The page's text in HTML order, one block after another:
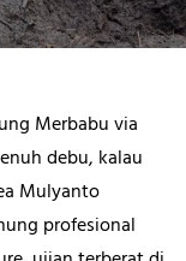
Merbabu via
debu, kalau
Mulyanto
profesional